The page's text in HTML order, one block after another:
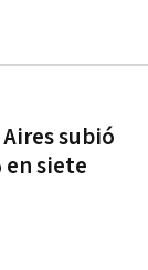
subió
en siete